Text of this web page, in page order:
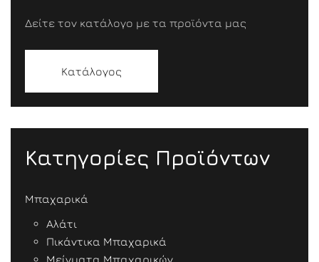
Δείτε τον κατάλογο με τα προϊόντα μας
Κατάλογος
Κατηγορίες Προϊόντων
Μπαχαρικά
Αλάτι
Πικάντικα Μπαχαρικά
Μείγματα Μπαχαρικών